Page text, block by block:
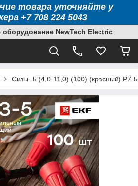
товара уточняйте у
+7 708 224 5043
оборудование NewTech Electric
Сизы- 5 (4,0-11,0) (100) (красный) P7-